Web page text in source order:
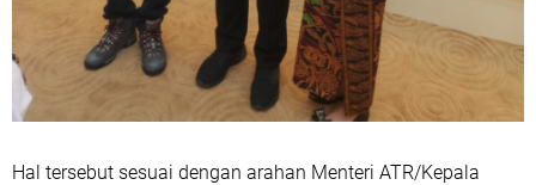
Hal tersebut sesuai dengan arahan Menteri ATR/Kepala